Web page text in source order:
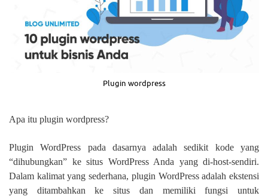
Plugin wordpress
Apa itu plugin wordpress?
Plugin WordPress pada dasarnya adalah sedikit kode yang
“dihubungkan” ke situs WordPress Anda yang di-host-sendiri.
Dalam kalimat yang sederhana, plugin WordPress adalah ekstensi
yang ditambahkan ke situs dan memiliki fungsi untuk